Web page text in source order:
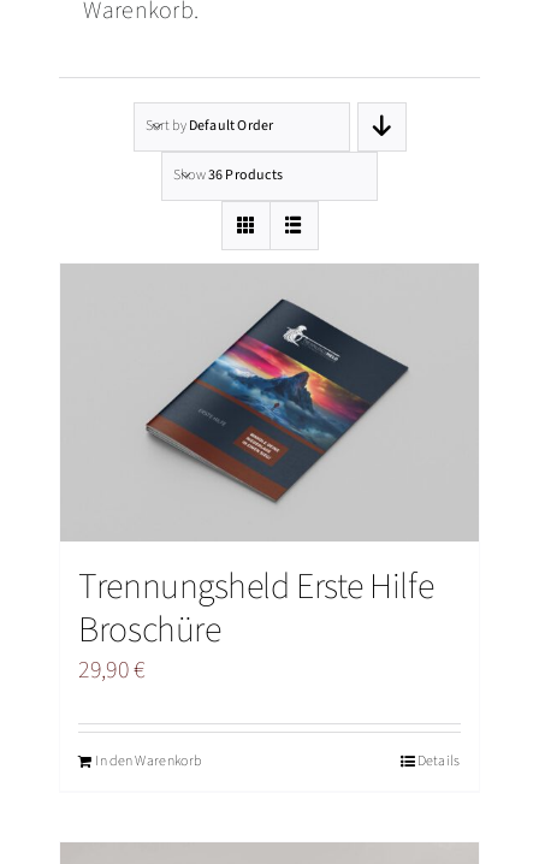
Warenkorb.
Sort byDefault Order
Show36 Products
Trennungsheld Erste Hilfe
Broschüre
29,90€
In den Warenkorb Details